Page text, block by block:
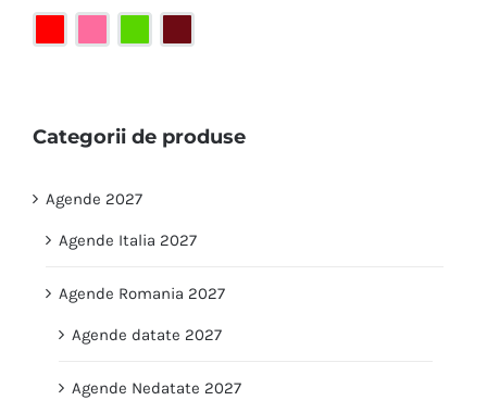
Categorii de produse
Agende 2027
Agende Italia 2027
Agende Romania 2027
Agende datate 2027
Agende Nedatate 2027